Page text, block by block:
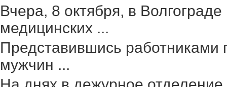
Вчера, 8 октября, в
медицинских ...
Представившись работниками
мужчин ...